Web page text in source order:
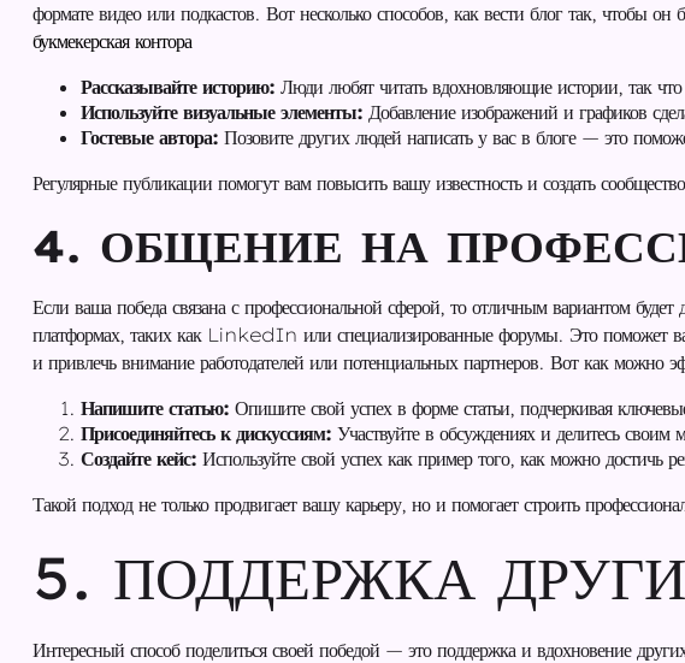
формате видео или подкастов. Вот несколько способов, как вести блог так, чтобы он
букмекерская контора
Рассказывайте историю: Люди любят читать вдохновляющие истории, так
Используйте визуальные элементы: Добавление изображений и графиков
Гостевые автора: Позовите других людей написать у вас в блоге — это
Регулярные публикации помогут вам повысить вашу известность и создать
4. ОБЩЕНИЕ НА
Если ваша победа связана с профессиональной сферой, то отличным вариантом
платформах, таких как LinkedIn или специализированные форумы. Это поможет
и привлечь внимание работодателей или потенциальных партнеров. Вот как можно
Напишите статью: Опишите свой успех в форме статьи, подчеркивая
Присоединяйтесь к дискуссиям: Участвуйте в обсуждениях и делитесь своим
Создайте кейс: Используйте свой успех как пример того, как можно достичь
Такой подход не только продвигает вашу карьеру, но и помогает строить
5. ПОДДЕРЖКА
Интересный способ поделиться своей победой — это поддержка и вдохновение